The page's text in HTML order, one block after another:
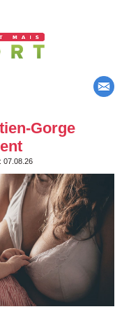
Gorge
07.08.26